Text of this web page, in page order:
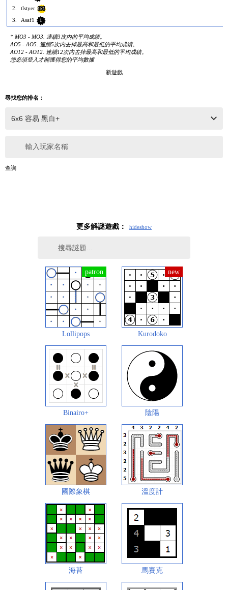
2. tlstyer 151
3. Asaf1 1
* MO3 - MO3. 連續3次内的平均成績。
AO5 - AO5. 連續5次内去掉最高和最低的平均成績。
AO12 - AO12. 連續12次内去掉最高和最低的平均成績。
您必須登入才能獲得您的平均數據
新遊戲
尋找您的排名：
輸入玩家名稱
查詢
更多解謎遊戲： hideshow
Lollipops Kurodoko
Binairo+ 陰陽
國際象棋 溫度計
海苔 馬賽克